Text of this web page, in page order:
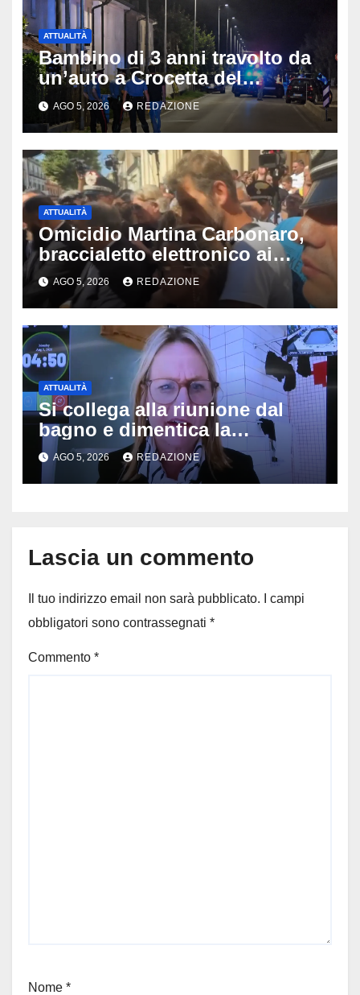
ATTUALITÀ
Bambino di 3 anni travolto da
un’auto a Crocetta del
Montello: è gravissimo,
trasportato in elicottero a
Padova
AGO 5, 2026 REDAZIONE
ATTUALITÀ
Omicidio Martina Carbonaro,
braccialetto elettronico ai
genitori della 14enne: non
potranno avvicinarsi alla
famiglia di Alessio Tucci
AGO 5, 2026 REDAZIONE
ATTUALITÀ
Si collega alla riunione dal
bagno e dimentica la
telecamera accesa: tutti
vedono il bucato, il video
diventa virale
AGO 5, 2026 REDAZIONE
Lascia un commento
Il tuo indirizzo email non sarà pubblicato.
I campi
obbligatori sono contrassegnati *
Commento *
Nome *